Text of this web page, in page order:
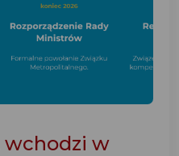
wchodzi w